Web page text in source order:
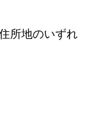
所地のいずれ